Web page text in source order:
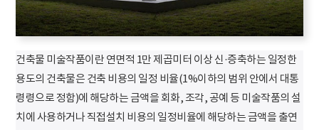
건축물 미술작품이란 연면적 1만 제곱미터 이상 신·증축하는 일정한
용도의 건축물은 건축 비용의 일정 비율(1%이하의 범위 안에서 대통
령령으로 정함)에 해당하는 금액을 회화, 조각, 공예 등 미술작품의 설
치에 사용하거나 직접설치 비용의 일정비율에 해당하는 금액을 출연